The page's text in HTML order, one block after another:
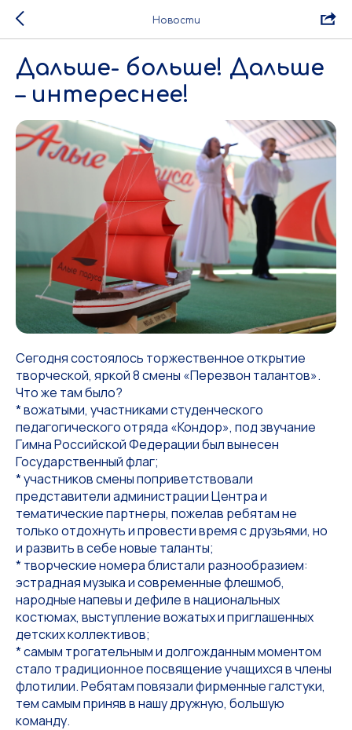
Новости
Дальше- больше! Дальше
– интереснее!
Сегодня состоялось торжественное открытие
творческой, яркой 8 смены «Перезвон талантов».
Что же там было?
* вожатыми, участниками студенческого
педагогического отряда «Кондор», под звучание
Гимна Российской Федерации был вынесен
Государственный флаг;
* участников смены поприветствовали
представители администрации Центра и
тематические партнеры, пожелав ребятам не
только отдохнуть и провести время с друзьями, но
и развить в себе новые таланты;
* творческие номера блистали разнообразием:
эстрадная музыка и современные флешмоб,
народные напевы и дефиле в национальных
костюмах, выступление вожатых и приглашенных
детских коллективов;
* самым трогательным и долгожданным моментом
стало традиционное посвящение учащихся в члены
флотилии. Ребятам повязали фирменные галстуки,
тем самым приняв в нашу дружную, большую
команду.